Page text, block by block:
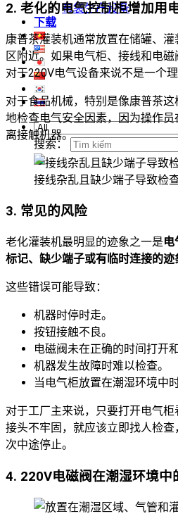
布袋生产设备
下载
搜索：
2. 老化的电气控制柜增加用
康普茶灌装机通常放置在储罐、
区附近。如果电气柜、接线和电
对于220V电气设备来说不是一个理
对于食品机械，特别是像康普茶
地检查电气安全因素，因为操作
离接触机器。
接线杂乱且缺少端子导致检
3. 常见的风险
老化灌装机最明显的迹象之一是
标记、缺少端子或有临时连接的迹
这些错误可能导致：
机器时停时走。
按钮接触不良。
电磁阀未在正确的时间打开和
机器发生故障时难以检查。
当电气柜放置在潮湿环境中
对于工厂主来说，只要打开电气柜
接头不牢固，就应该立即找人检
次中途停止。
4. 220V电磁阀在潮湿环境中